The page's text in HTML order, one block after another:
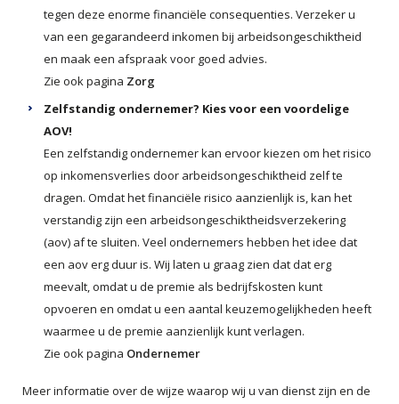
tegen deze enorme financiële consequenties. Verzeker u
van een gegarandeerd inkomen bij arbeidsongeschiktheid
en maak een afspraak voor goed advies.
Zie ook pagina Zorg
Zelfstandig ondernemer? Kies voor een voordelige
AOV!
Een zelfstandig ondernemer kan ervoor kiezen om het risico
op inkomensverlies door arbeidsongeschiktheid zelf te
dragen. Omdat het financiële risico aanzienlijk is, kan het
verstandig zijn een arbeidsongeschiktheidsverzekering
(aov) af te sluiten. Veel ondernemers hebben het idee dat
een aov erg duur is. Wij laten u graag zien dat dat erg
meevalt, omdat u de premie als bedrijfskosten kunt
opvoeren en omdat u een aantal keuzemogelijkheden heeft
waarmee u de premie aanzienlijk kunt verlagen.
Zie ook pagina Ondernemer
Meer informatie over de wijze waarop wij u van dienst zijn en de